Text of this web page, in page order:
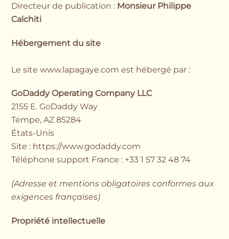
Directeur de publication : Monsieur Philippe
Calchiti
Hébergement du site
Le sitewww.lapagaye.com est hébergé par :
GoDaddy Operating Company LLC
2155 E. GoDaddy Way
Tempe, AZ 85284
États-Unis
Site : https://www.godaddy.com
Téléphone support France : +33 1 57 32 48 74
(Adresse et mentions obligatoires conformes aux
exigences françaises)
Propriété intellectuelle